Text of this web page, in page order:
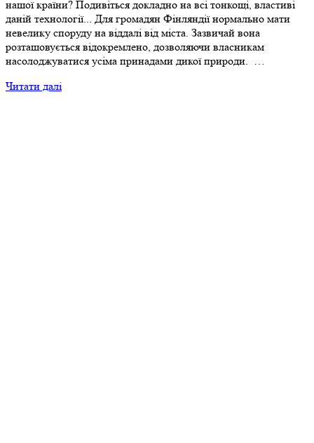
нашої країни? Подивіться докладно на всі тонкощі, властиві
даній технології... Для громадян Фінляндії нормально мати
невелику споруду на віддалі від міста. Зазвичай вона
розташовується відокремлено, дозволяючи власникам
насолоджуватися усіма принадами дикої природи. …
Читати далі